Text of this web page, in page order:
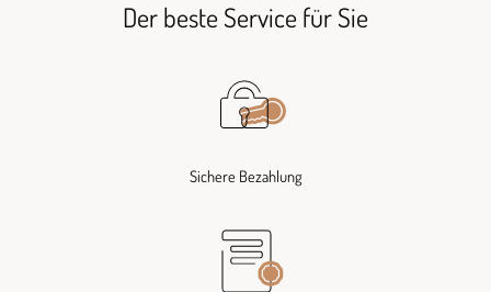
Der beste Service für Sie
Sichere Bezahlung